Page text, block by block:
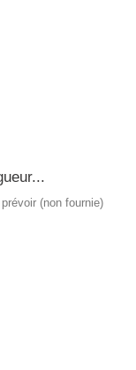
(non fournie)